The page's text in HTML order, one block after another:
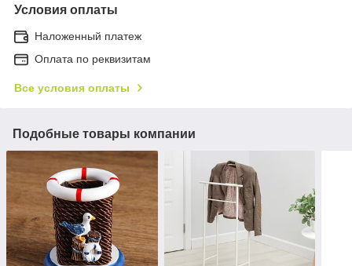
Условия оплаты
Наложенный платеж
Оплата по реквизитам
Все условия оплаты
Подобные товары компании